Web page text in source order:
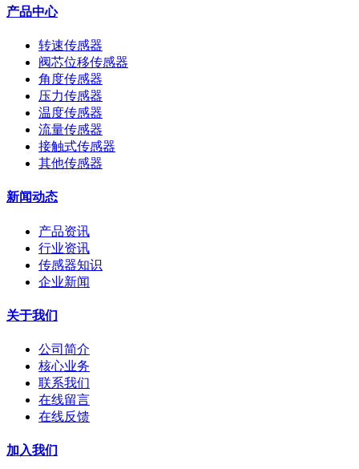
产品中心
转速传感器
阀芯位移传感器
角度传感器
压力传感器
温度传感器
流量传感器
接触式传感器
其他传感器
新闻动态
产品资讯
行业资讯
传感器知识
企业新闻
关于我们
公司简介
核心业务
联系我们
在线留言
在线反馈
加入我们